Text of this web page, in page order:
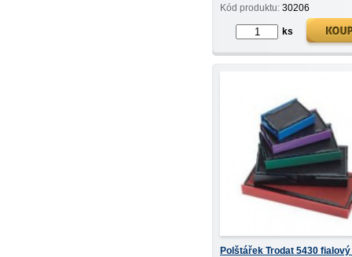
Kód produktu: 30206
ks
Polštářek Trodat 5430